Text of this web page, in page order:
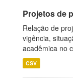
Projetos de
Relação de
vigência,
acadêmica no
CSV